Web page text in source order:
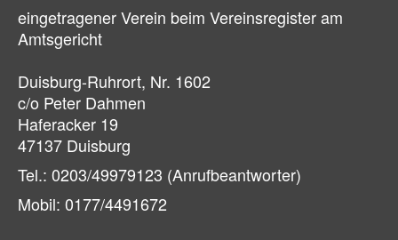
eingetragener Verein beim Vereinsregister am
Amtsgericht
Duisburg-Ruhrort, Nr. 1602
c/o Peter Dahmen
Haferacker 19
47137 Duisburg
Tel.: 0203/49979123 (Anrufbeantworter)
Mobil: 0177/4491672